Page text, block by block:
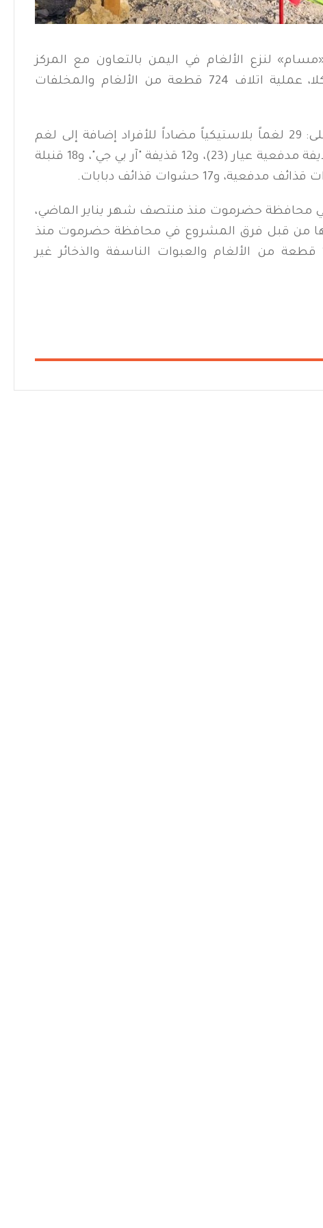
لنزع الألغام في اليمن بالتعاون مع المركز
التنفيذي للتعامل مع الألغام فرع المكلا، عملية اتلاف 724 قطعة من الألغام والمخلفات
وشملت قائمة المواد التي تم إتلافها على: 29 لغماً بلاستيكياً مضاداً للأفراد إضافة إلى لغم
موجه، و55 قذيفة هاون عيار (60)، و88 قذيفة مدفعية عيار (23)، و12 قذيفة "آر بي جي"، و18 قنبلة
محافظة حضرموت منذ منتصف شهر يناير الماضي،
من قبل فرق المشروع في محافظة حضرموت منذ
17 يناير الماضي وحتى اليوم إلى 16,187 قطعة من الألغام والعبوات الناسفة والذخائر غير